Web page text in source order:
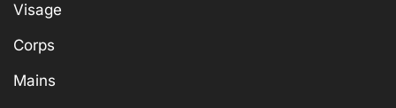
Visage
Corps
Mains